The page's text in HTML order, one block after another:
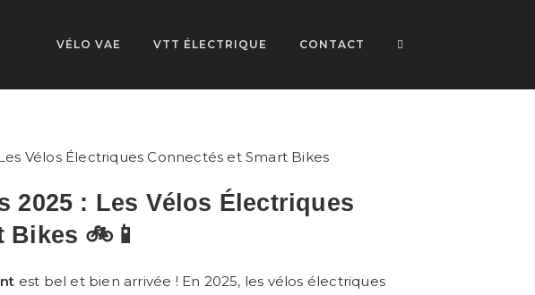
VÉLO VAE VTT ÉLECTRIQUE CONTACT
2025 : Les Vélos Électriques
Bikes 🚲📱
est bel et bien arrivée ! En 2025, les vélos électriques